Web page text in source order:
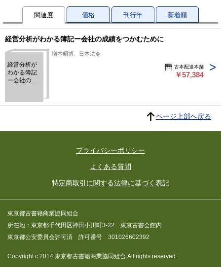
関連度 価格 刊行年 新着順
経営分析がわかる簿記ー会社の成績をつかむために
経営分析が
わかる簿記
ー会社の成
増本昭博、日本法令
古本配達本舗
￥57,384
ページ上部へ戻る
プライバシーポリシー
よくある質問
特定商取引に関する法律に基づく表記
東京都古書籍商業協同組合
所在地：東京都千代田区神田小川町3-22 東京古書会館内
東京都公安委員会許可済 許可番号 301026602392
Copyright c 2014 東京都古書籍商業協同組合 All rights reserved.